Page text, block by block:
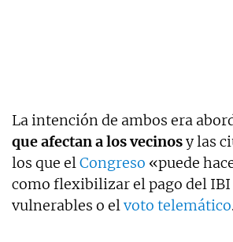
La intención de ambos era
que afectan a los vecinosy las
los que elCongreso «puede
como flexibilizar el pago del
vulnerables o elvoto telemático